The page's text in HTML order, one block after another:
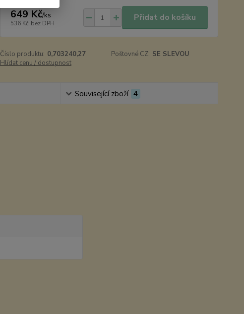
649 Kč/ks
536 Kč bez DPH
Přidat do košíku
Číslo produktu: 0,703240,27 Poštovné CZ: SE SLEVOU
Hlídat cenu / dostupnost
Související zboží 4